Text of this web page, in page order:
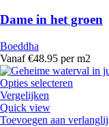
Dame in het groen
Boeddha
Vanaf €48.95 per m2
Opties selecteren
Vergelijken
Quick view
Toevoegen aan